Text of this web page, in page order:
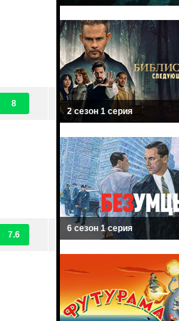
8
7.6
2 сезон 1 серия
6 сезон 1 серия